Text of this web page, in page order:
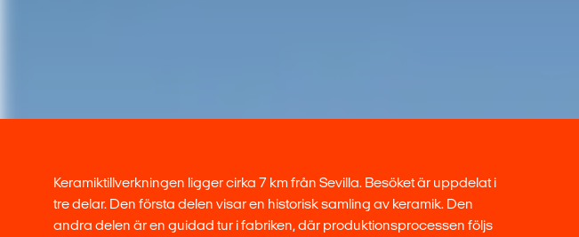
Keramiktillverkningen ligger cirka 7 km från Sevilla. Besöket är uppdelat i
tre delar. Den första delen visar en historisk samling av keramik. Den
andra delen är en guidad tur i fabriken, där produktionsprocessen följs